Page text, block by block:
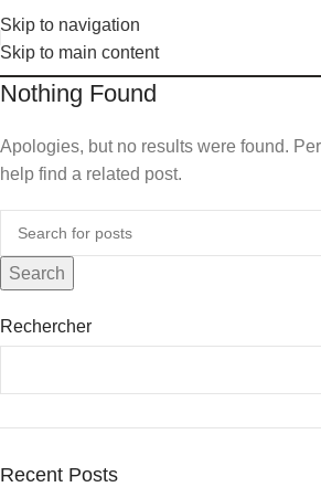
Skip to navigation
Skip to main content
Nothing Found
Apologies, but no results were found.
help find a related post.
Search
Rechercher
Recent Posts